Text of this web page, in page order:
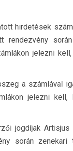
hirdetések
rendezvény
jelezni
a számlával
jelezni kell,
jogdíjak
során zenekari